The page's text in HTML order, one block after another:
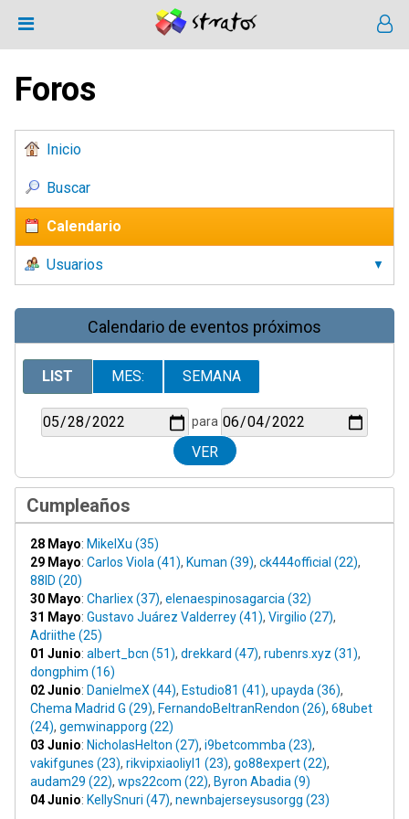
Foros
Inicio
Buscar
Calendario
Usuarios
Calendario de eventos próximos
LIST MES: SEMANA
para
Cumpleaños
28 Mayo: MikelXu (35)
29 Mayo: Carlos Viola (41), Kuman (39), ck444official (22),
88ID (20)
30 Mayo: Charliex (37), elenaespinosagarcia (32)
31 Mayo: Gustavo Juárez Valderrey (41), Virgilio (27),
Adriithe (25)
01 Junio: albert_bcn (51), drekkard (47), rubenrs.xyz (31),
dongphim (16)
02 Junio: DanielmeX (44), Estudio81 (41), upayda (36),
Chema Madrid G (29), FernandoBeltranRendon (26), 68ubet
(24), gemwinapporg (22)
03 Junio: NicholasHelton (27), i9betcommba (23),
vakifgunes (23), rikvipxiaoliyl1 (23), go88expert (22),
audam29 (22), wps22com (22), Byron Abadia (9)
04 Junio: KellySnuri (47), newnbajerseysusorgg (23)